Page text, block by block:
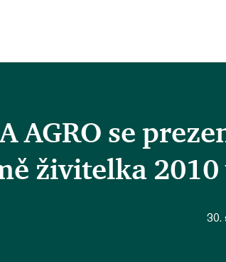
AGRO se
živitelka
30.